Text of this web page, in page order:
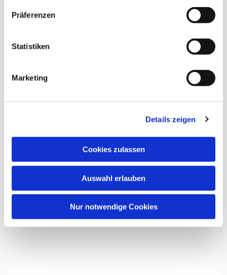
Präferenzen
Statistiken
Marketing
Details zeigen
Cookies zulassen
Auswahl erlauben
Nur notwendige Cookies
Dies könnte Sie auch
interessieren